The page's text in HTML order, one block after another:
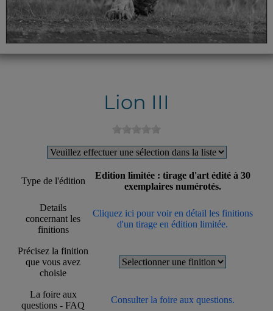
Lion III
Type de l'édition
Edition limitée : tirage d'art édité à 30
exemplaires numérotés.
Details
concernant les
finitions
Cliquez ici pour voir en détail les finitions
d'un tirage en édition limitée.
Précisez la finition
que vous avez
choisie
La foire aux
questions - FAQ
Consulter la foire aux questions.